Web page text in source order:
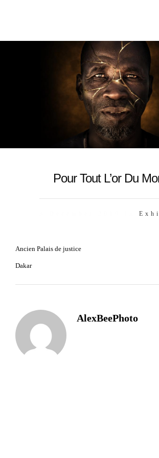
Pour Tout L’or Du
Ancien Palais de justice
Dakar
AlexBeePhoto